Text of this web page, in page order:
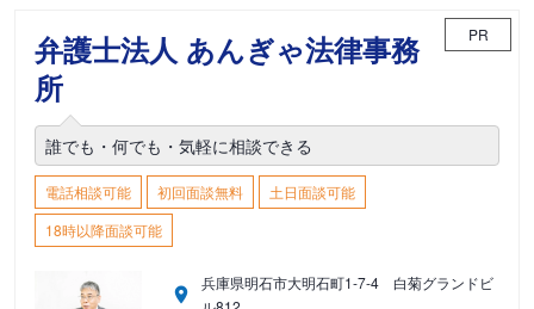
弁護士法人 あんぎゃ法律事務
所
PR
誰でも・何でも・気軽に相談できる
電話相談可能 初回面談無料
土日面談可能
18時以降面談可能
兵庫県明石市大明石町1-7-4 白菊グランドビ